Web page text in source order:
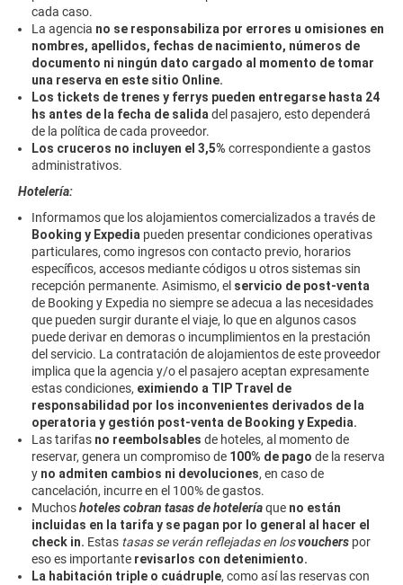
cada caso.
La agencia no se responsabiliza por errores u omisiones en
nombres, apellidos, fechas de nacimiento, números de
documento ni ningún dato cargado al momento de tomar
una reserva en este sitio Online.
Los tickets de trenes y ferrys pueden entregarse hasta 24
hs antes de la fecha de salidadel pasajero, esto dependerá
de la política de cada proveedor.
Los cruceros no incluyen el 3,5% correspondiente a gastos
administrativos.
Hotelería:
Informamos que los alojamientos comercializados a través de
Booking y Expedia pueden presentar condiciones operativas
particulares, como ingresos con contacto previo, horarios
específicos, accesos mediante códigos u otros sistemas sin
recepción permanente. Asimismo, el servicio de post-venta
de Booking y Expedia no siempre se adecua a las necesidades
que pueden surgir durante el viaje, lo que en algunos casos
puede derivar en demoras o incumplimientos en la prestación
del servicio. La contratación de alojamientos de este proveedor
implica que la agencia y/o el pasajero aceptan expresamente
estas condiciones, eximiendo a TIP Travel de
responsabilidad por los inconvenientes derivados de la
operatoria y gestión post-venta de Booking y Expedia.
Las tarifas no reembolsables de hoteles, ​al momento de
reservar, genera un compromiso de 100% de pago de la reserva
y no admiten ​cambios ni devoluciones​, en caso de
cancelación, incurre en el 100% de gastos.
Muchoshoteles cobran tasas de hoteleríaque no están
incluidas en la tarifa y se pagan por lo general al hacer el
check in. Estas tasas se verán reflejadas en losvouchers por
eso es importante revisarlos con detenimiento.
La habitación triple o cuádruple, como así las reservas con